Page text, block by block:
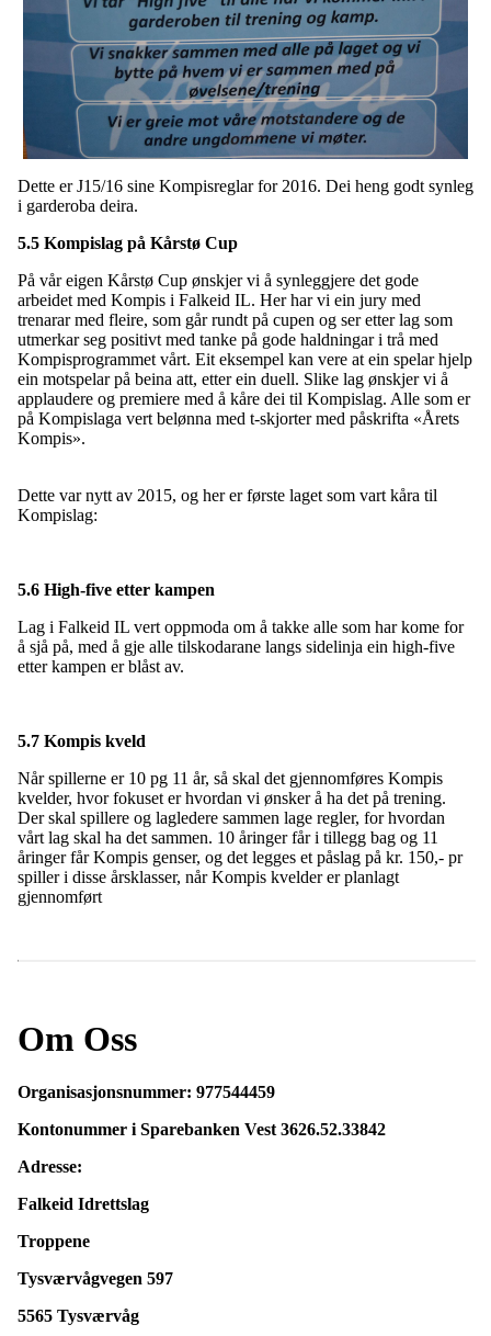
Dette er J15/16 sine Kompisreglar for 2016. Dei heng godt synleg
i garderoba deira.
5.5 Kompislag på Kårstø Cup
På vår eigen Kårstø Cup ønskjer vi å synleggjere det gode
arbeidet med Kompis i Falkeid IL. Her har vi ein jury med
trenarar med fleire, som går rundt på cupen og ser etter lag som
utmerkar seg positivt med tanke på gode haldningar i trå med
Kompisprogrammet vårt. Eit eksempel kan vere at ein spelar hjelp
ein motspelar på beina att, etter ein duell. Slike lag ønskjer vi å
applaudere og premiere med å kåre dei til Kompislag. Alle som er
på Kompislaga vert belønna med t-skjorter med påskrifta «Årets
Kompis».
Dette var nytt av 2015, og her er første laget som vart kåra til
Kompislag:
5.6 High-five etter kampen
Lag i Falkeid IL vert oppmoda om å takke alle som har kome for
å sjå på, med å gje alle tilskodarane langs sidelinja ein high-five
etter kampen er blåst av.
5.7 Kompis kveld
Når spillerne er 10 pg 11 år, så skal det gjennomføres Kompis
kvelder, hvor fokuset er hvordan vi ønsker å ha det på trening.
Der skal spillere og lagledere sammen lage regler, for hvordan
vårt lag skal ha det sammen. 10 åringer får i tillegg bag og 11
åringer får Kompis genser, og det legges et påslag på kr. 150,- pr
spiller i disse årsklasser, når Kompis kvelder er planlagt
gjennomført
Om Oss
Organisasjonsnummer: 977544459
Kontonummer i Sparebanken Vest 3626.52.33842
Adresse:
Falkeid Idrettslag
Troppene
Tysværvågvegen 597
5565 Tysværvåg